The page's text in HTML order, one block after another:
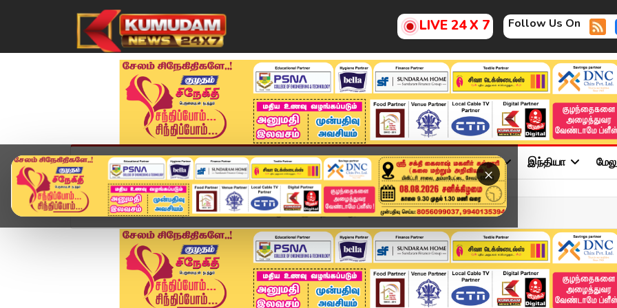
LIVE 24 X 7 Follow Us On
×
முகப்பு விளையாட்டு அண்மை தமிழ்நாடு சினிமா அரசியல் விளையாட்டு இந்தியா
Home சினிமா Squid Game 2 Teaser: ஆட்டம் இனிதான் ஆரம்பம்... ...